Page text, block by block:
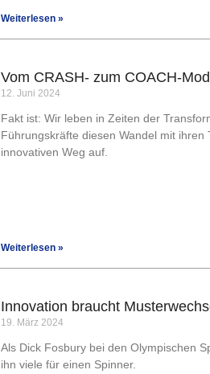
Weiterlesen »
Vom CRASH- zum COACH-
12. Juni 2024
Fakt ist: Wir leben in Zeiten der
Führungskräfte diesen Wandel mit
innovativen Weg auf.
Weiterlesen »
Innovation braucht
19. März 2024
Als Dick Fosbury bei den Olympischen
ihn viele für einen Spinner.